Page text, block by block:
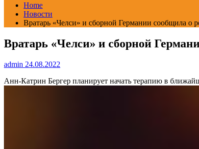
Home
Новости
Вратарь «Челси» и сборной Германии сообщила о
Вратарь «Челси» и сборной
admin 24.08.2022
Анн-Катрин Бергер планирует начать терапию в